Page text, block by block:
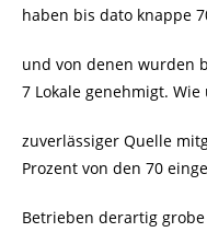
haben bis dato knappe
und von denen wurden
7 Lokale genehmigt. Wie
zuverlässiger Quelle
Prozent von den 70
Betrieben derartig